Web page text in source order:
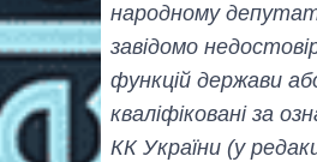
народному
завідомо
функцій держави
кваліфіковані за
КК України (у